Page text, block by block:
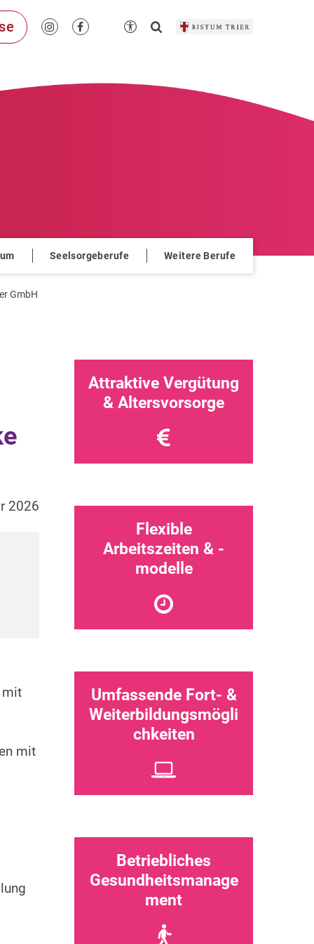
Seelsorgeberufe Weitere Berufe
GmbH
2026
mit
mit
Attraktive Vergütung
& Altersvorsorge
Flexible
Arbeitszeiten & -
modelle
Umfassende Fort- &
Weiterbildungsmögli
chkeiten
Betriebliches
Gesundheitsmanage
ment